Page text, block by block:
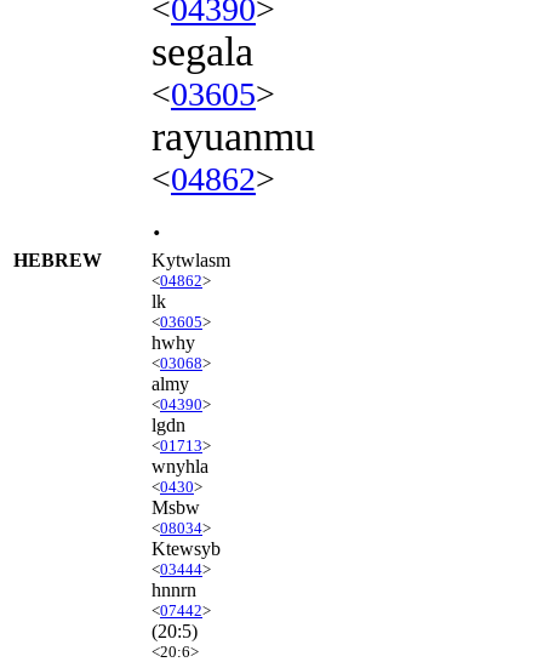
<04390>
segala
<03605>
rayuanmu
<04862>
.
HEBREW Kytwlasm
<04862>
lk
<03605>
hwhy
<03068>
almy
<04390>
lgdn
<01713>
wnyhla
<0430>
Msbw
<08034>
Ktewsyb
<03444>
hnnrn
<07442>
(20:5)
<20:6>